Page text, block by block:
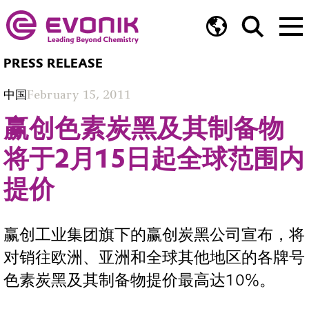
PRESS RELEASE
中国February 15, 2011
赢创色素炭黑及其制备物
将于2月15日起全球范围内
提价
赢创工业集团旗下的赢创炭黑公司宣布，将
对销往欧洲、亚洲和全球其他地区的各牌号
色素炭黑及其制备物提价最高达10%。